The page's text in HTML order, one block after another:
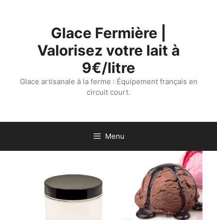
Glace Fermière |
Valorisez votre lait à
9€/litre
Glace artisanale à la ferme : Équipement français en
circuit court.
Menu